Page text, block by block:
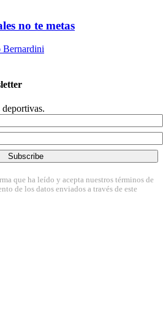
no te metas
Bernardini
Subscribe
que ha leído y acepta nuestros términos de
de los datos enviados a través de este